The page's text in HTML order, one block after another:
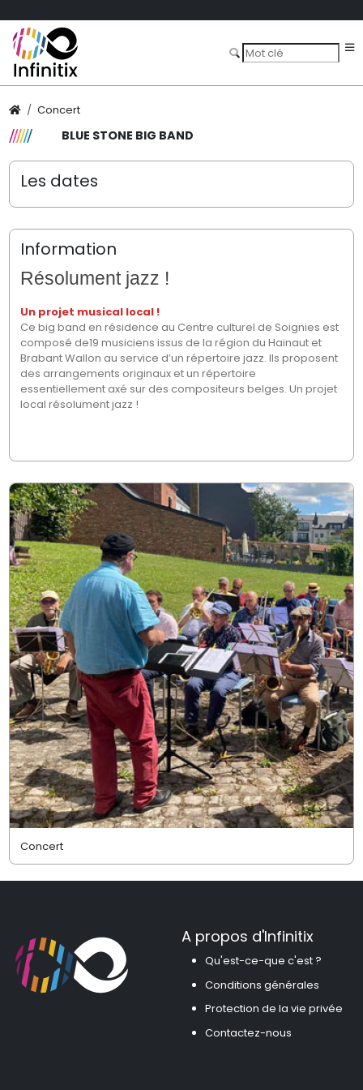
Concert
BLUE STONE BIG BAND
Les dates
Information
Résolument jazz !
Un projet musical local !
Ce big band en résidence au Centre culturel de Soignies est
composé de19 musiciens issus de la région du Hainaut et
Brabant Wallon au service d’un répertoire jazz. Ils proposent
des arrangements originaux et un répertoire
essentiellement axé sur des compositeurs belges. Un projet
local résolument jazz !
Concert
A propos d'Infinitix
Qu'est-ce-que c'est ?
Conditions générales
Protection de la vie privée
Contactez-nous